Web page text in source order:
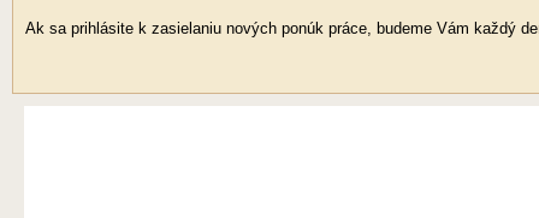
Ak sa prihlásite k zasielaniu nových ponúk práce, budeme Vám každý